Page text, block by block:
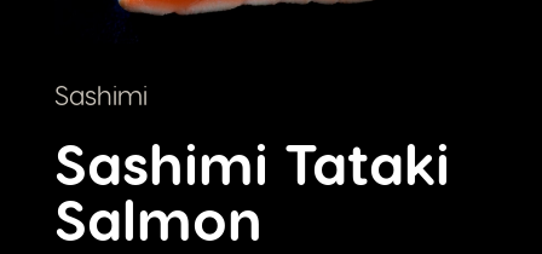
Sashimi
Sashimi Tataki
Salmon